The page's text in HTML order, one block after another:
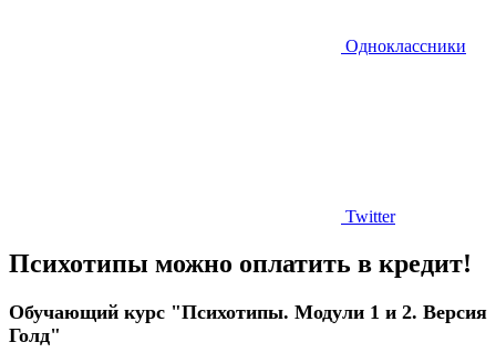
Одноклассники
Twitter
Психотипы можно оплатить в кредит!
Обучающий курс "Психотипы. Модули 1 и 2. Версия
Голд"